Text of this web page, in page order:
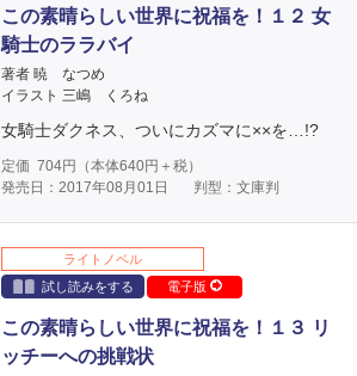
この素晴らしい世界に祝福を！１２ 女
騎士のララバイ
著者 暁 なつめ
イラスト 三嶋 くろね
女騎士ダクネス、ついにカズマに××を…!?
定価 704円（本体640円＋税）
発売日：2017年08月01日
判型：文庫判
ライトノベル
試し読みをする
電子版
この素晴らしい世界に祝福を！１３ リ
ッチーへの挑戦状